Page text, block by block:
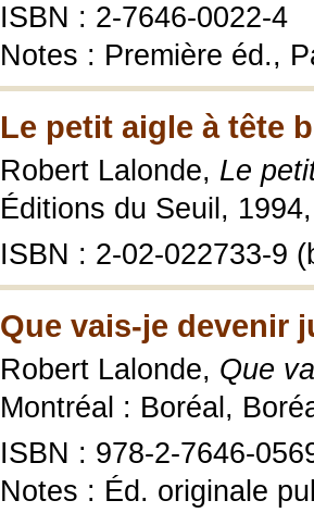
ISBN : 2-7646-0022-4
Notes : Première éd.,
Le petit aigle à tête
Robert Lalonde, Le
Éditions du Seuil,
ISBN : 2-02-022733-9
Que vais-je devenir
Robert Lalonde, Que
Montréal : Boréal,
ISBN : 978-2-7646-
Notes : Éd. originale